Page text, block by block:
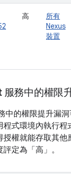
高
所有
Nexus
裝置
服務中的權限
中的權限提升漏
程式環境內執行程
授權就能存取其他
定為「高」。